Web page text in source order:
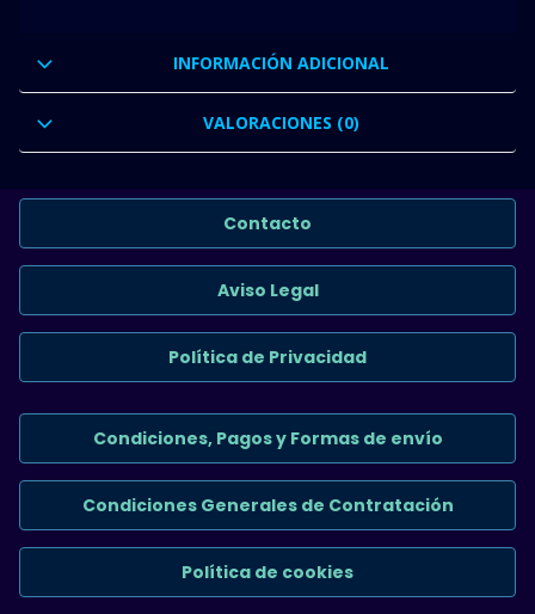
INFORMACIÓN ADICIONAL
VALORACIONES (0)
Contacto
Aviso Legal
Política de Privacidad
Condiciones, Pagos y Formas de envío
Condiciones Generales de Contratación
Política de cookies